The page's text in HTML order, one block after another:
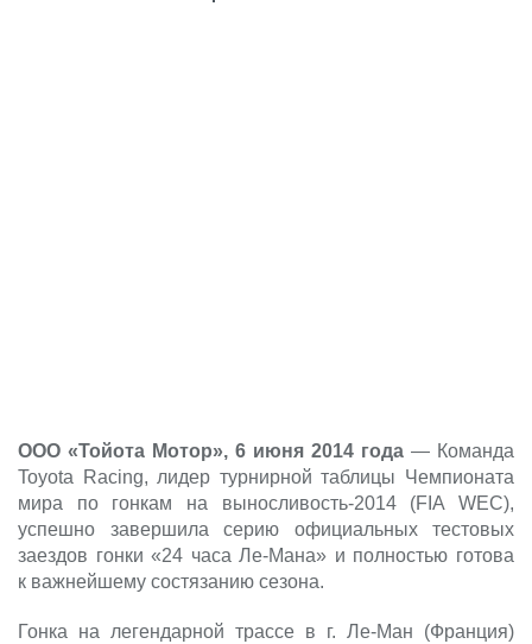
ООО «Тойота Мотор», 6 июня 2014 года — Команда
Toyota Racing, лидер турнирной таблицы Чемпионата
мира по гонкам на выносливость-2014 (FIA WEC),
успешно завершила серию официальных тестовых
заездов гонки «24 часа Ле-Мана» и полностью готова
к важнейшему состязанию сезона.
Гонка на легендарной трассе в г. Ле-Ман (Франция)